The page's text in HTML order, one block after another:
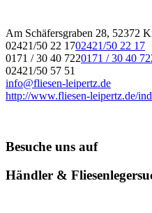
Am Schäfersgraben 28, 52372
02421/50 22 1702421/50 22 17
0171 / 30 40 7220171 / 30 40
02421/50 57 51
info@fliesen-leipertz.de
http://www.fliesen-leipertz.de/
Besuche uns auf
Händler &